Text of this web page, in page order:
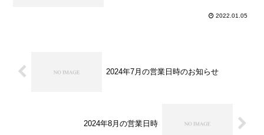
男性の方はご紹介予約のみ承っておりま
2022.01.05
2024年7月の営業日時のお知らせ
2024年8月の営業日時